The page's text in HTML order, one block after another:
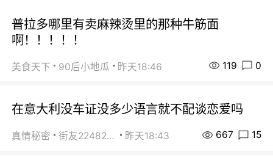
普拉多哪里有卖麻辣烫里的那种牛筋面
啊！！！！！
美食天下 90后小地瓜 昨天18:46 119 0
在意大利没车证没多少语言就不配谈恋爱吗
真情秘密 街友22482465 昨天18:43 667 15